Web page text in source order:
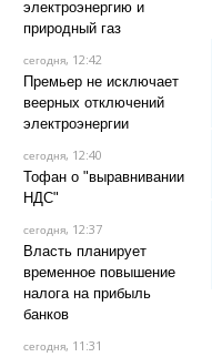
электроэнергию и
природный газ
сегодня, 12:42
Премьер не исключает
веерных отключений
электроэнергии
сегодня, 12:40
Тофан о "выравнивании
НДС"
сегодня, 12:37
Власть планирует
временное повышение
налога на прибыль
банков
сегодня, 11:31